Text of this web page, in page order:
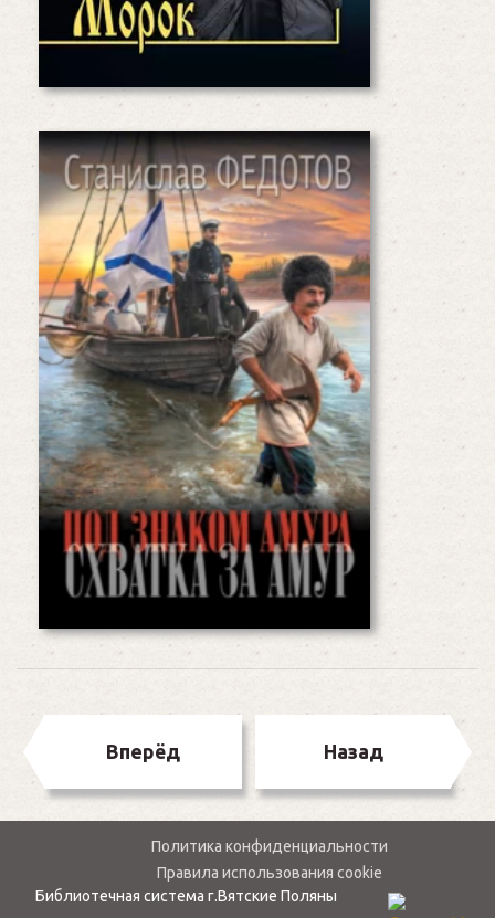
Под знаком Амура. Схватка
за Амур
Волки подстерегают Муравьева
и его единомышленников на
каждом шагу. Волки в обличье
французского императора и главы
его разведки, премьер-министра
Великобритании и английских
агентов, российского канцлера…
Читать дальше
Вперёд Назад
Политика конфиденциальности
Правила использования cookie
Библиотечная система г.Вятские Поляны